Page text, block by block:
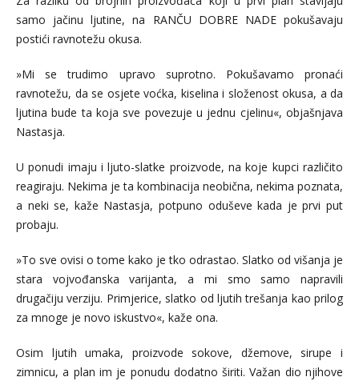
samo jačinu ljutine, na RANČU DOBRE NADE pokušavaju
postići ravnotežu okusa.
»Mi se trudimo upravo suprotno. Pokušavamo pronaći
ravnotežu, da se osjete voćka, kiselina i složenost okusa, a da
ljutina bude ta koja sve povezuje u jednu cjelinu«, objašnjava
Nastasja.
U ponudi imaju i ljuto-slatke proizvode, na koje kupci različito
reagiraju. Nekima je ta kombinacija neobična, nekima poznata,
a neki se, kaže Nastasja, potpuno oduševe kada je prvi put
probaju.
»To sve ovisi o tome kako je tko odrastao. Slatko od višanja je
stara vojvođanska varijanta, a mi smo samo napravili
drugačiju verziju. Primjerice, slatko od ljutih trešanja kao prilog
za mnoge je novo iskustvo«, kaže ona.
Osim ljutih umaka, proizvode sokove, džemove, sirupe i
zimnicu, a plan im je ponudu dodatno širiti. Važan dio njihove